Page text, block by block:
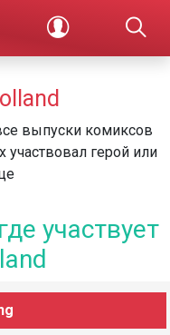
выпуски комиксов
герой или
участвует